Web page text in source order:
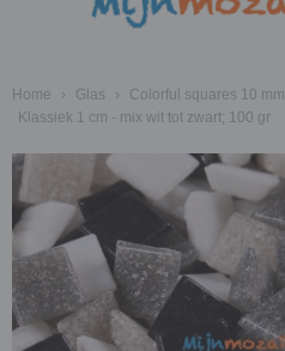
Home › Glas › Colorful squares 10 mm
Klassiek 1 cm - mix wit tot zwart; 100 gr